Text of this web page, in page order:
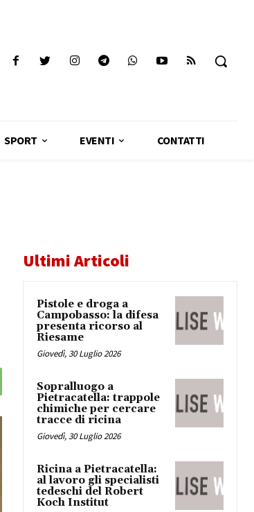
SPORT EVENTI CONTATTI
Ultimi Articoli
Pistole e droga a
Campobasso: la difesa
presenta ricorso al
Riesame
Giovedì, 30 Luglio 2026
Sopralluogo a
Pietracatella: trappole
chimiche per cercare
tracce di ricina
Giovedì, 30 Luglio 2026
Ricina a Pietracatella:
al lavoro gli specialisti
tedeschi del Robert
Koch Institut